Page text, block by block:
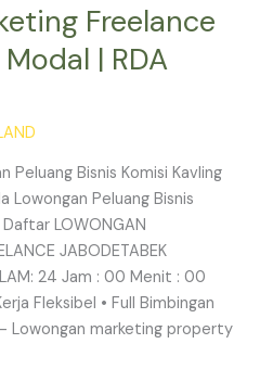
Freelance
| RDA
Peluang Bisnis Komisi Kavling
Lowongan Peluang Bisnis
LOWONGAN
JABODETABEK
24 Jam : 00 Menit : 00
Fleksibel • Full Bimbingan
Lowongan marketing property